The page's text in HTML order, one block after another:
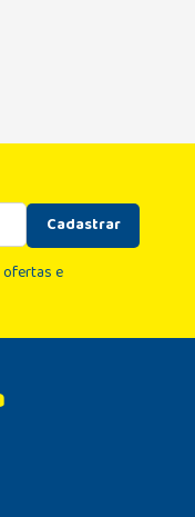
Cadastrar
ofertas e